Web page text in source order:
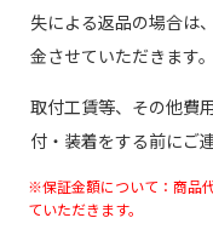
失による返品の場合は
金させていただきます。
取付工賃等、その他費
付・装着をする前にご
※保証金額について：商品
ていただきます。